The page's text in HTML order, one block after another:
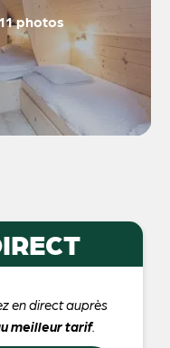
photos
en direct auprès
meilleur tarif.